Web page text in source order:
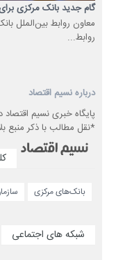
گام جدید بانک مرکزی
معاون روابط بین‌الملل
روابط...
درباره نسیم اقتصاد
پایگاه خبری نسیم اقتصاد
*نقل مطالب با ذکر منبع
بانک‌های مرکزی
شبکه های اجتماعی